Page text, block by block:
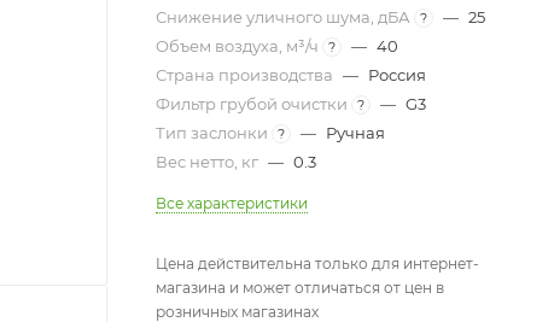
Снижение уличного шума, дБА ? — 25
Объем воздуха, м³/ч
? — 40
Страна производства — Россия
Фильтр грубой очистки
? — G3
Тип заслонки
? — Ручная
Вес нетто, кг — 0.3
Все характеристики
Цена действительна только для интернет-
магазина и может отличаться от цен в
розничных магазинах